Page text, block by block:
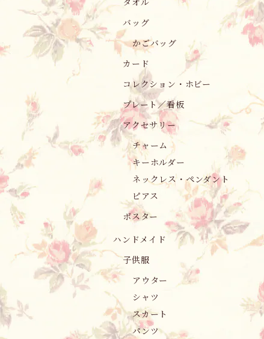
タオル
バッグ
かごバッグ
カード
コレクション・ホビー
プレート／看板
アクセサリー
チャーム
キーホルダー
ネックレス・ペンダント
ピアス
ポスター
ハンドメイド
子供服
アウター
シャツ
スカート
パンツ